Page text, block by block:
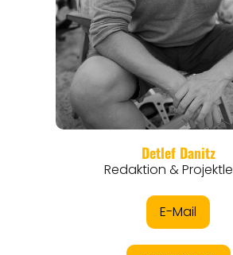
REISEFÜHRER
REISEMAGAZINE
THEMEN
ANGEBOTE